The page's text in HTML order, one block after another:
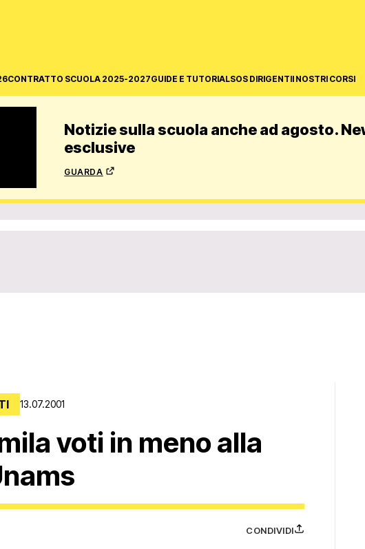
CONTRATTO SCUOLA 2025-2027GUIDE E TUTORIALSOS DIRIGENTII NOSTRI CORSI
Notizie sulla scuola anche ad agosto.
esclusive
guarda
13.07.2001
voti in meno alla
CONDIVIDI